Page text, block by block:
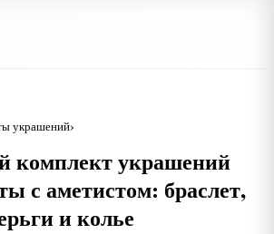
украшений
комплект украшений
с аметистом: браслет,
и колье